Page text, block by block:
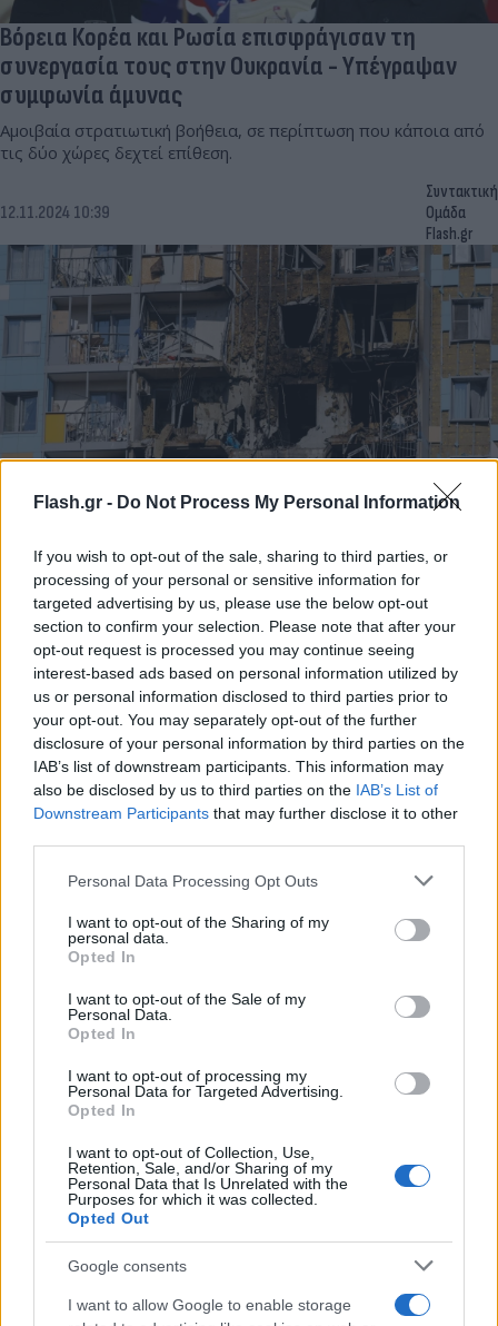
Flash.gr - Do Not Process My Personal Information
If you wish to opt-out of the sale, sharing to third parties, or
processing of your personal or sensitive information for
targeted advertising by us, please use the below opt-out
section to confirm your selection. Please note that after your
opt-out request is processed you may continue seeing
interest-based ads based on personal information utilized by
us or personal information disclosed to third parties prior to
your opt-out. You may separately opt-out of the further
disclosure of your personal information by third parties on the
IAB’s list of downstream participants. This information may
also be disclosed by us to third parties on the IAB’s List of
Downstream Participants that may further disclose it to other
Please note that this website/app uses one or more Google
not limited to your visit or usage behaviour. You may click to
grant or deny consent to Google and its third-party tags to
use your data for below specified purposes in below Google
consent section.
Personal Data Processing Opt Outs
I want to opt-out of the Sharing of my
personal data.
Opted In
I want to opt-out of the Sale of my
Personal Data.
Opted In
I want to opt-out of processing my
Personal Data for Targeted Advertising.
Opted In
I want to opt-out of Collection, Use,
Retention, Sale, and/or Sharing of my
Personal Data that Is Unrelated with the
Purposes for which it was collected.
Opted Out
Google consents
I want to allow Google to enable storage
Βόρεια Κορέα και Ρωσία επισφράγισαν τη
συνεργασία τους στην Ουκρανία - Υπέγραψαν
συμφωνία άμυνας
Αμοιβαία στρατιωτική βοήθεια, σε περίπτωση που κάποια από
τις δύο χώρες δεχτεί επίθεση.
12.11.2024 10:39
Συντακτική
Ομάδα
Flash.gr
προς την Ουκρανία είναι «αμέριστη»
Ο Ζοζέπ Μπορέλ διαβεβαίωσε σήμερα την Ουκρανία για την
«αμέριστη υποστήριξη» των Βρυξελλών.
09.11.2024 19:05
Συντακτική
Ομάδα
Flash.gr
Τουρκία: Σε εξέλιξη η μεγαλύτερη ανταλλαγή
κρατουμένων Ρωσίας - Δύσης μετά τον Ψυχρό
Πόλεμο
Δεκάδες πολιτικοί κρατούμενοι θα μεταφερθούν σε Ρωσία,
01.08.2024 18:59
Συντακτική
Ομάδα